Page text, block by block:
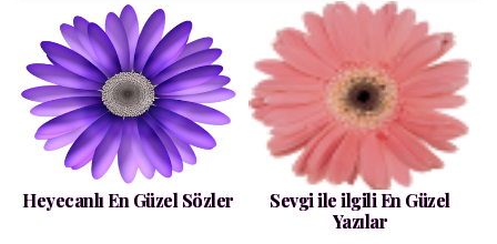
Heyecanlı En Güzel Sözler
Sevgi ile ilgili En Güzel
Yazılar